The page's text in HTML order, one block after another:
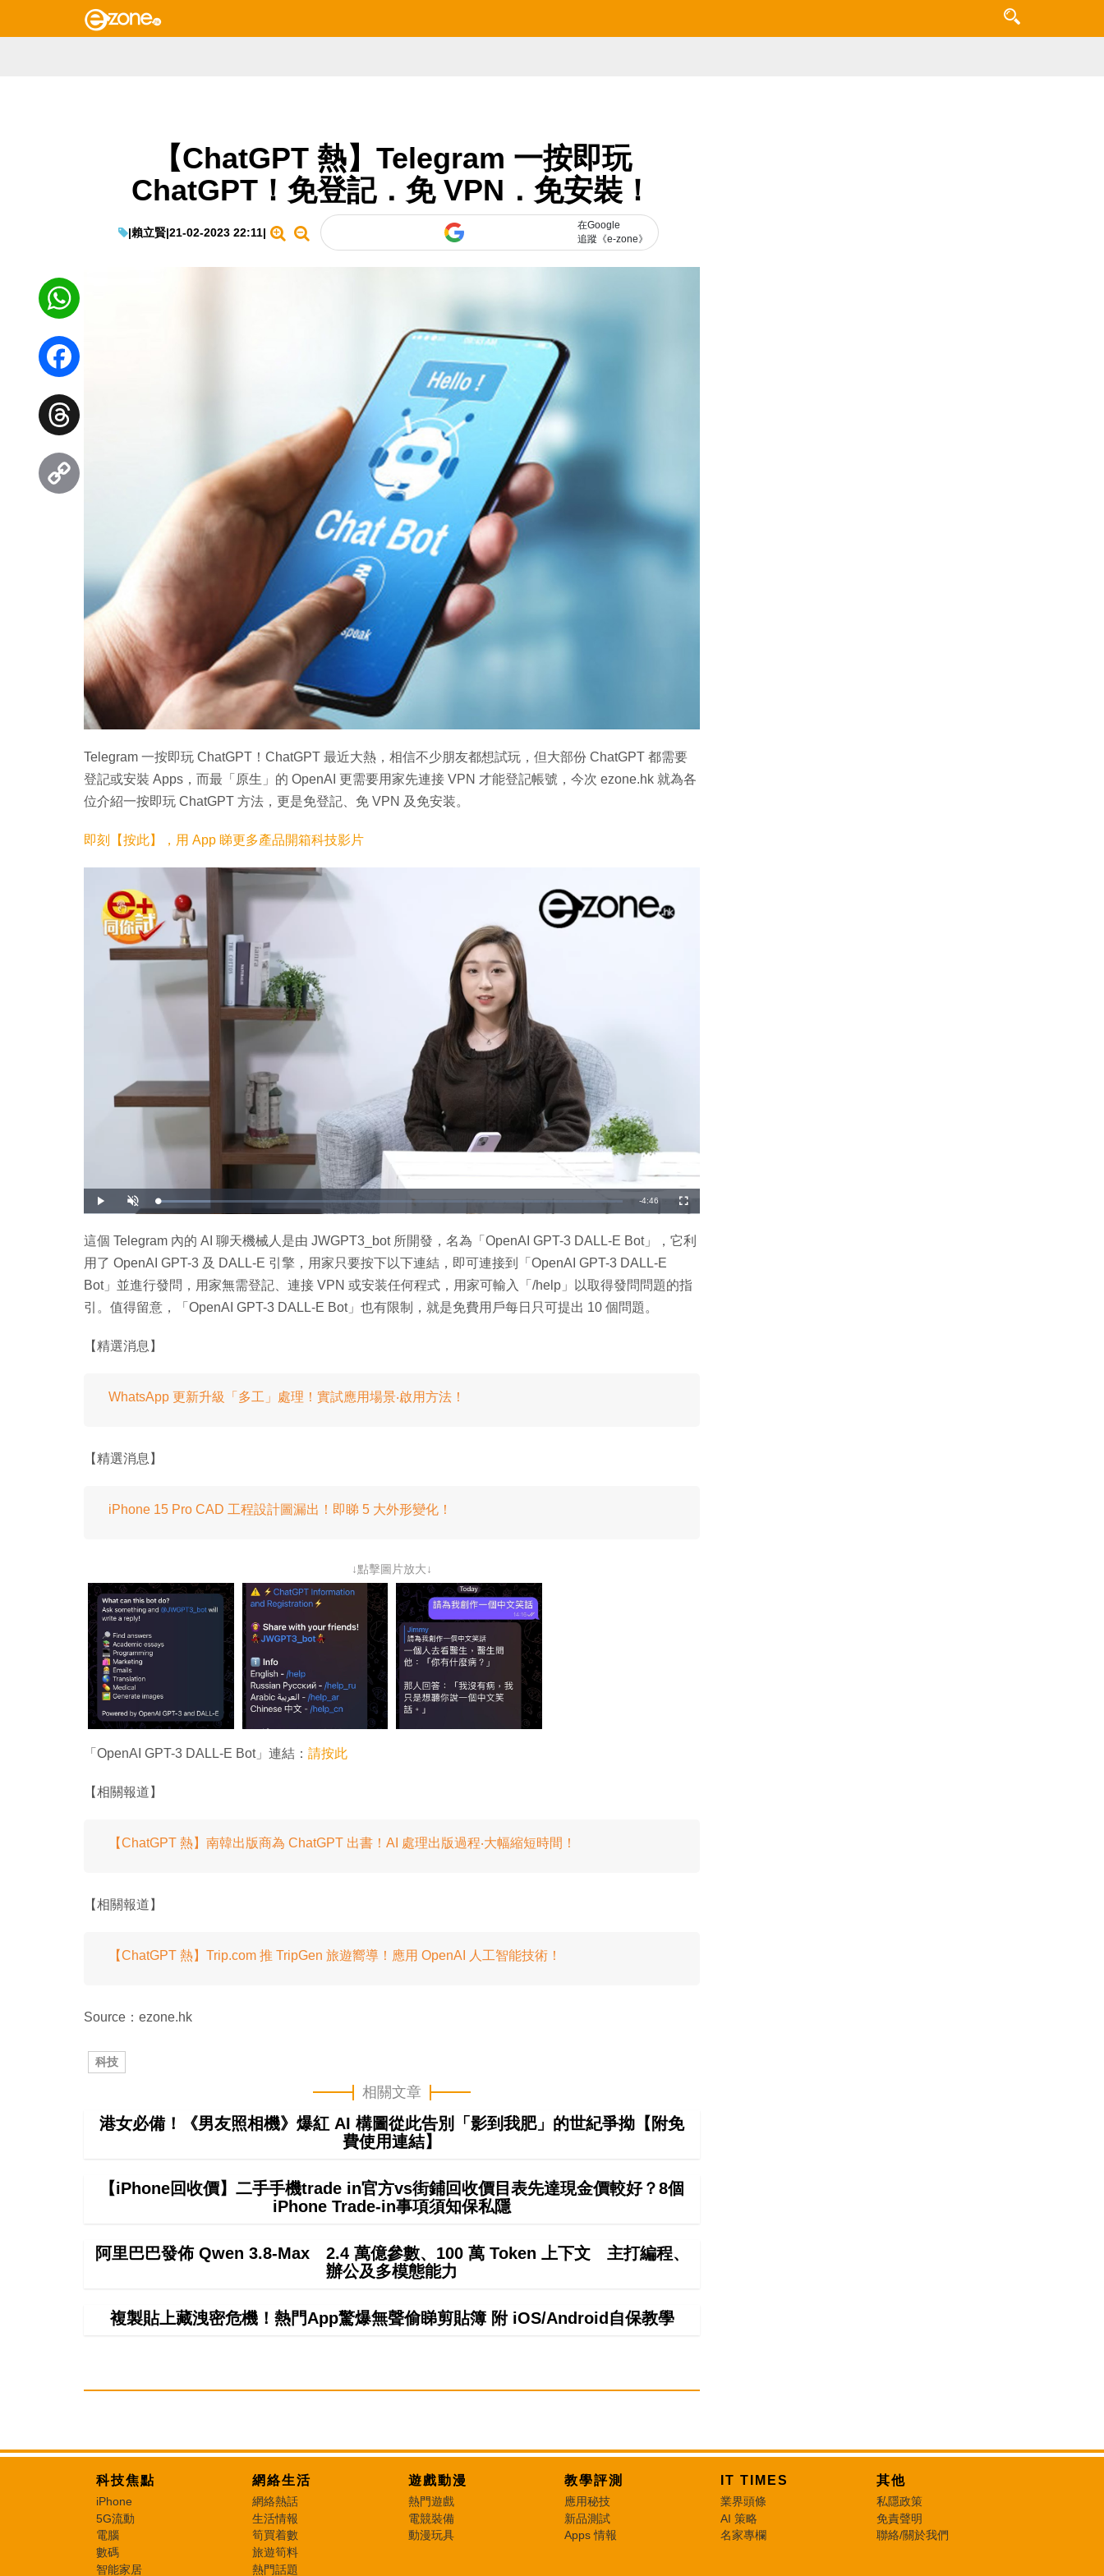
【ChatGPT 熱】Telegram 一按即玩
ChatGPT！免登記．免 VPN．免安裝！
|賴立賢|21-02-2023 22:11|
在Google
追蹤《e-zone》
Telegram 一按即玩 ChatGPT！ChatGPT 最近大熱，相信不少朋友都想試玩，但大部份 ChatGPT 都需要
登記或安裝 Apps，而最「原生」的 OpenAI 更需要用家先連接 VPN 才能登記帳號，今次 ezone.hk 就為各
位介紹一按即玩 ChatGPT 方法，更是免登記、免 VPN 及免安装。
即刻【按此】，用 App 睇更多產品開箱科技影片
播
放
開
啟
載
:
1
.
3
剩
-4:46
全
螢
這個 Telegram 內的 AI 聊天機械人是由 JWGPT3_bot 所開發，名為「OpenAI GPT-3 DALL-E Bot」，它利
用了 OpenAI GPT-3 及 DALL-E 引擎，用家只要按下以下連結，即可連接到「OpenAI GPT-3 DALL-E
Bot」並進行發問，用家無需登記、連接 VPN 或安装任何程式，用家可輸入「/help」以取得發問問題的指
引。值得留意，「OpenAI GPT-3 DALL-E Bot」也有限制，就是免費用戶每日只可提出 10 個問題。
【精選消息】
WhatsApp 更新升級「多工」處理！實試應用場景‧啟用方法！
【精選消息】
iPhone 15 Pro CAD 工程設計圖漏出！即睇 5 大外形變化！
↓點擊圖片放大↓
「OpenAI GPT-3 DALL-E Bot」連結： 請按此
【相關報道】
【ChatGPT 熱】南韓出版商為 ChatGPT 出書！AI 處理出版過程‧大幅縮短時間！
【相關報道】
【ChatGPT 熱】Trip.com 推 TripGen 旅遊嚮導！應用 OpenAI 人工智能技術！
Source：ezone.hk
科技
相關文章
港女必備！《男友照相機》爆紅 AI 構圖從此告別「影到我肥」的世紀爭拗【附免
費使用連結】
【iPhone回收價】二手手機trade in官方vs街鋪回收價目表先達現金價較好？8個
iPhone Trade-in事項須知保私隱
阿里巴巴發佈 Qwen 3.8-Max 2.4 萬億參數、100 萬 Token 上下文 主打編程、
辦公及多模態能力
複製貼上藏洩密危機！熱門App驚爆無聲偷睇剪貼簿 附 iOS/Android自保教學
WhatsApp
Facebook
Threads
科技焦點
iPhone
5G流動
電腦
數碼
智能家居
網絡生活
網絡熱話
生活情報
筍買着數
旅遊筍料
熱門話題
遊戲動漫
熱門遊戲
電競裝備
動漫玩具
教學評測
應用秘技
新品測試
Apps 情報
IT TIMES
業界頭條
AI 策略
名家專欄
其他
私隱政策
免責聲明
聯絡/關於我們